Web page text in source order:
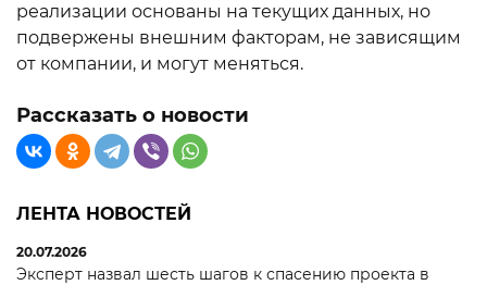
реализации основаны на текущих данных, но
подвержены внешним факторам, не зависящим
от компании, и могут меняться.
Рассказать о новости
ЛЕНТА НОВОСТЕЙ
20.07.2026
Эксперт назвал шесть шагов к спасению проекта в